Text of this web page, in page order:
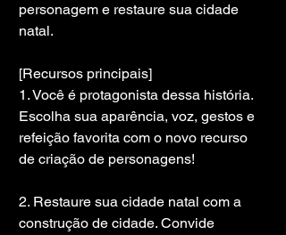
personagem e restaure sua cidade
natal.
[Recursos principais]
1. Você é protagonista dessa história.
Escolha sua aparência, voz, gestos e
refeição favorita com o novo recurso
de criação de personagens!
2. Restaure sua cidade natal com a
construção de cidade. Convide